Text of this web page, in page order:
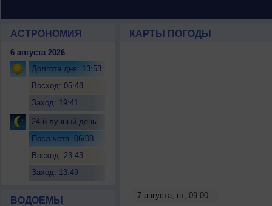
АСТРОНОМИЯ
6 августа 2026
Долгота дня: 13:53
Восход: 05:48
Заход: 19:41
24-й лунный день
Посл.четв. 06/08
Восход: 23:43
Заход: 13:49
ВОДОЕМЫ
КАРТЫ ПОГОДЫ